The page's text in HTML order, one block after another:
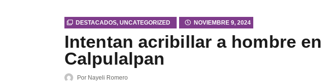
DESTACADOS, UNCATEGORIZED NOVIEMBRE 9, 2024
Intentan acribillar a hombre en
Calpulalpan
Por Nayeli Romero